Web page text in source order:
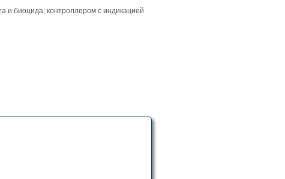
и биоцида; контроллером с индикацией